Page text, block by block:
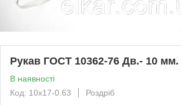
Рукав ГОСТ 10362-76 Дв.- 10 мм.
В наявності
Код: 10х17-0.63
Роздріб